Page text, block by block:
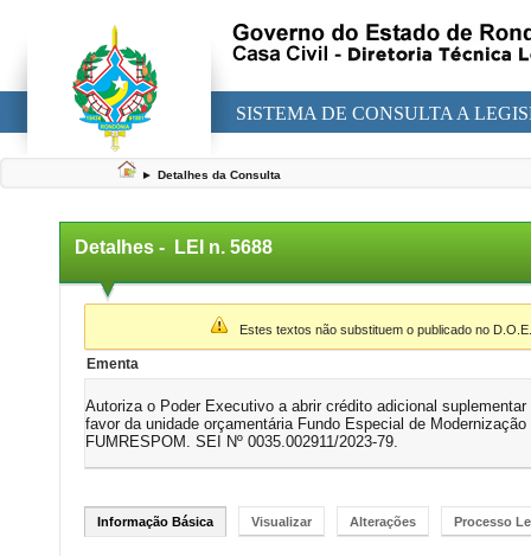
SISTEMA DE CONSULTA A
► Detalhes da Consulta
Detalhes - LEI n. 5688
▼
Estes textos não substituem o publicado no
Ementa
Autoriza o Poder Executivo a abrir crédito adicional
favor da unidade orçamentária Fundo Especial de
FUMRESPOM. SEI Nº 0035.002911/2023-79.
Informação Básica Visualizar Alterações Processo